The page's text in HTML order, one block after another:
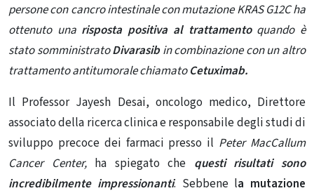
persone con cancro intestinalecon mutazione KRAS G12C ha
ottenuto unarisposta positiva al trattamentoquando è
stato somministratoDivarasibin combinazione con un altro
trattamento antitumorale chiamatoCetuximab.
Il Professor Jayesh Desai, oncologo medico, Direttore
associato della ricerca clinica e responsabile degli studi di
sviluppo precoce dei farmaci presso il Peter MacCallum
Cancer Center,ha spiegato che questi risultati sono
incredibilmente impressionanti. Sebbene la mutazione